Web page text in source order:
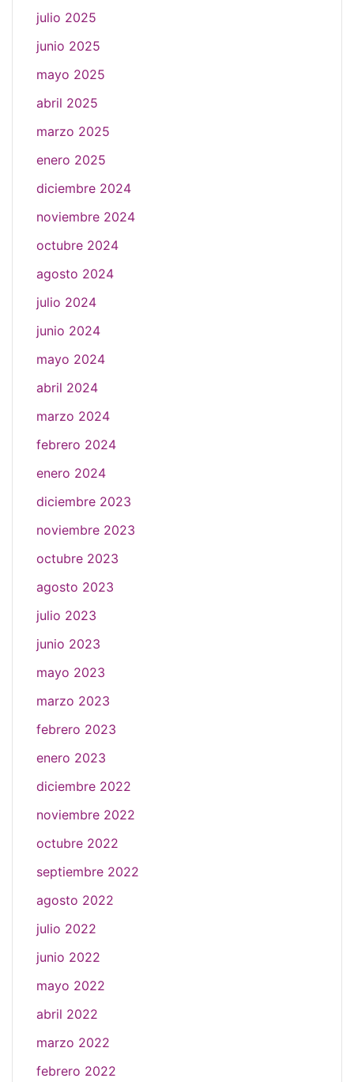
julio 2025
junio 2025
mayo 2025
abril 2025
marzo 2025
enero 2025
diciembre 2024
noviembre 2024
octubre 2024
agosto 2024
julio 2024
junio 2024
mayo 2024
abril 2024
marzo 2024
febrero 2024
enero 2024
diciembre 2023
noviembre 2023
octubre 2023
agosto 2023
julio 2023
junio 2023
mayo 2023
marzo 2023
febrero 2023
enero 2023
diciembre 2022
noviembre 2022
octubre 2022
septiembre 2022
agosto 2022
julio 2022
junio 2022
mayo 2022
abril 2022
marzo 2022
febrero 2022